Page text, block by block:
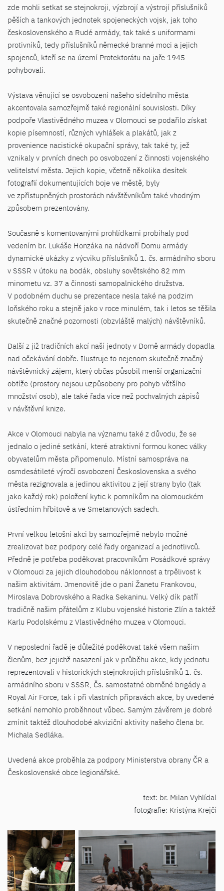
zde mohli setkat se stejnokroji, výzbrojí a výstrojí příslušníků
pěších a tankových jednotek spojeneckých vojsk, jak toho
československého a Rudé armády, tak také s uniformami
protivníků, tedy příslušníků německé branné moci a jejich
spojenců, kteří se na území Protektorátu na jaře 1945
pohybovali.
Výstava věnující se osvobození našeho sídelního města
akcentovala samozřejmě také regionální souvislosti. Díky
podpoře Vlastivědného muzea v Olomouci se podařilo získat
kopie písemností, různých vyhlášek a plakátů, jak z
provenience nacistické okupační správy, tak také ty, jež
vznikaly v prvních dnech po osvobození z činnosti vojenského
velitelství města. Jejich kopie, včetně několika desítek
fotografií dokumentujících boje ve městě, byly
ve zpřístupněných prostorách návštěvníkům také vhodným
způsobem prezentovány.
Současně s komentovanými prohlídkami probíhaly pod
vedením br. Lukáše Honzáka na nádvoří Domu armády
dynamické ukázky z výcviku příslušníků 1. čs. armádního sboru
v SSSR v útoku na bodák, obsluhy sovětského 82 mm
minometu vz. 37 a činnosti samopalnického družstva.
V podobném duchu se prezentace nesla také na podzim
loňského roku a stejně jako v roce minulém, tak i letos se těšila
skutečně značné pozornosti (obzvláště malých) návštěvníků.
Další z již tradičních akcí naší jednoty v Domě armády dopadla
nad očekávání dobře. Ilustruje to nejenom skutečně značný
návštěvnický zájem, který občas působil menší organizační
obtíže (prostory nejsou uzpůsobeny pro pohyb většího
množství osob), ale také řada více než pochvalných zápisů
v návštěvní knize.
Akce v Olomouci nabyla na významu také z důvodu, že se
jednalo o jediné setkání, které atraktivní formou konec války
obyvatelům města připomenulo. Místní samospráva na
osmdesátileté výročí osvobození Československa a svého
města rezignovala a jedinou aktivitou z její strany bylo (tak
jako každý rok) položení kytic k pomníkům na olomouckém
ústředním hřbitově a ve Smetanových sadech.
První velkou letošní akci by samozřejmě nebylo možné
zrealizovat bez podpory celé řady organizací a jednotlivců.
Předně je potřeba poděkovat pracovníkům Posádkové správy
v Olomouci za jejich dlouhodobou náklonnost a trpělivost k
našim aktivitám. Jmenovitě jde o paní Žanetu Frankovou,
Miroslava Dobrovského a Radka Sekaninu. Velký dík patří
tradičně našim přátelům z Klubu vojenské historie Zlín a taktéž
Karlu Podolskému z Vlastivědného muzea v Olomouci.
V neposlední řadě je důležité poděkovat také všem našim
členům, bez jejichž nasazení jak v průběhu akce, kdy jednotu
reprezentovali v historických stejnokrojích příslušníků 1. čs.
armádního sboru v SSSR, Čs. samostatné obrněné brigády a
Royal Air Force, tak i při vlastních přípravách akce, by uvedené
setkání nemohlo proběhnout vůbec. Samým závěrem je dobré
zmínit taktéž dlouhodobé akviziční aktivity našeho člena br.
Michala Sedláka.
Uvedená akce proběhla za podpory Ministerstva obrany ČR a
Československé obce legionářské.
text: br. Milan Vyhlídal
fotografie: Kristýna Krejčí